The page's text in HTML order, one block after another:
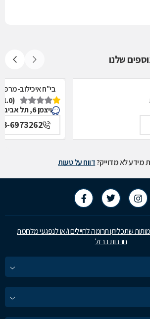
שלנו
ראש,צוואר,פה,לסתות-מערך,
בי"ח איכילוב-
תל אביב
(1.0)
ויצמן 6, תל אביב
6973262
מידע לא מדוייק?דווח על טעות
שתכליתן תרומה לחיילים ו/או לנפגעי מלחמת
חרבות ברזל